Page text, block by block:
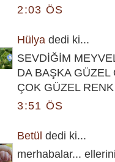
2:03 ÖS
Hülya dedi ki...
SEVDİĞİM
DA BAŞKA GÜZEL
ÇOK GÜZEL
3:51 ÖS
Betül dedi ki...
merhabalar...